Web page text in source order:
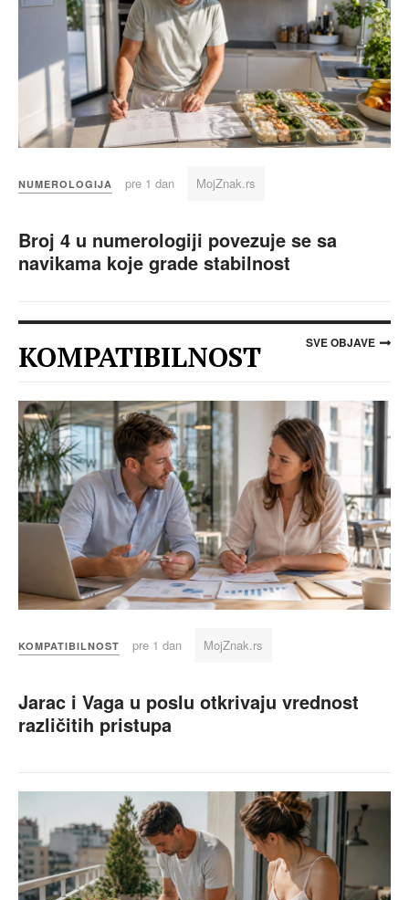
NUMEROLOGIJA pre 1 dan MojZnak.rs
Broj 4 u numerologiji povezuje se sa
navikama koje grade stabilnost
KOMPATIBILNOST SVE OBJAVE
KOMPATIBILNOST pre 1 dan MojZnak.rs
Jarac i Vaga u poslu otkrivaju vrednost
različitih pristupa